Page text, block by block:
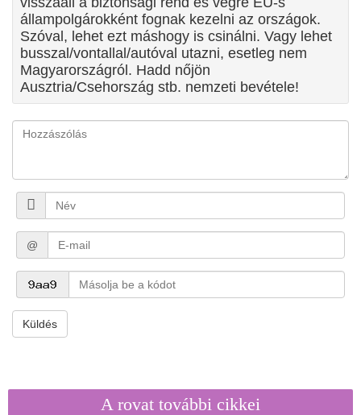
állampolgárokként fognak kezelni az országok.
Szóval, lehet ezt máshogy is csinálni. Vagy lehet
busszal/vontallal/autóval utazni, esetleg nem
Magyarországról. Hadd nőjön
Ausztria/Csehország stb. nemzeti bevétele!
@
Küldés
A rovat további cikkei